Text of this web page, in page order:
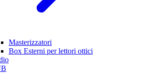
Masterizzatori
Box Esterni per lettori ottici